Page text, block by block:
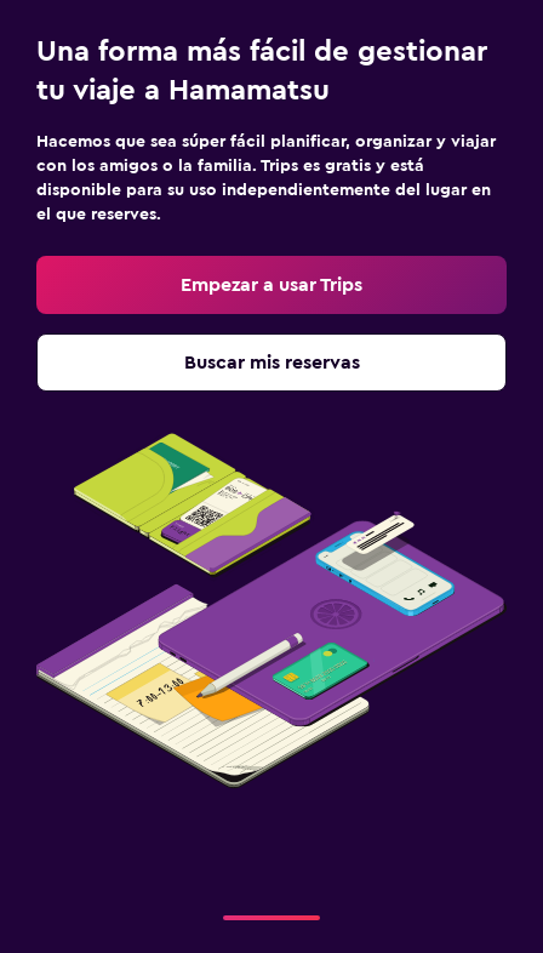
Una forma más fácil de gestionar
tu viaje a Hamamatsu
Hacemos que sea súper fácil planificar, organizar y viajar
con los amigos o la familia. Trips es gratis y está
disponible para su uso independientemente del lugar en
el que reserves.
Empezar a usar Trips
Buscar mis reservas